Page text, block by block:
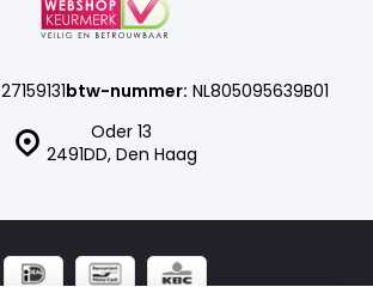
Oder 13
2491DD, Den Haag
27159131btw-nummer: NL805095639B01